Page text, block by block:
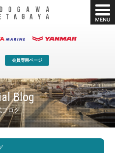
会員専用ページ
Blog
ブログ
ボート販売